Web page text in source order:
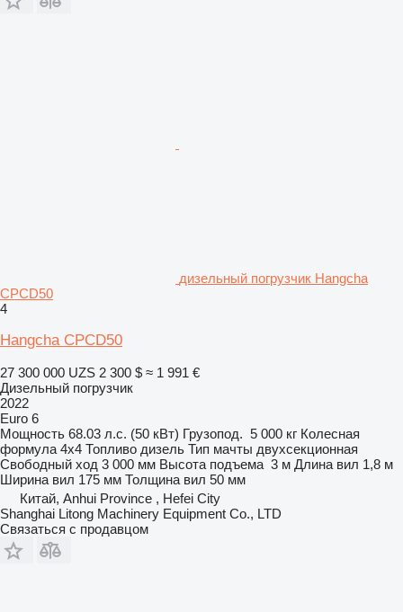
дизельный погрузчик Hangcha
CPCD50
4
Hangcha CPCD50
27 300 000 UZS 2 300 $ ≈ 1 991 €
Дизельный погрузчик
2022
Euro 6
Мощность 68.03 л.с. (50 кВт) Грузопод. 5 000 кг Колесная
формула 4x4 Топливо дизель Тип мачты двухсекционная
Свободный ход 3 000 мм Высота подъема 3 м Длина вил 1,8 м
Ширина вил 175 мм Толщина вил 50 мм
Китай, Anhui Province , Hefei City
Shanghai Litong Machinery Equipment Co., LTD
Связаться с продавцом